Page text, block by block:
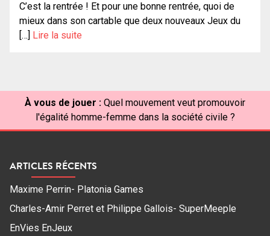
C’est la rentrée ! Et pour une bonne rentrée, quoi de
mieux dans son cartable que deux nouveaux Jeux du
[…] Lire la suite
À vous de jouer : Quel mouvement veut promouvoir
l'égalité homme-femme dans la société civile ?
ARTICLES RÉCENTS
Maxime Perrin- Platonia Games
Charles-Amir Perret et Philippe Gallois- SuperMeeple
EnVies EnJeux